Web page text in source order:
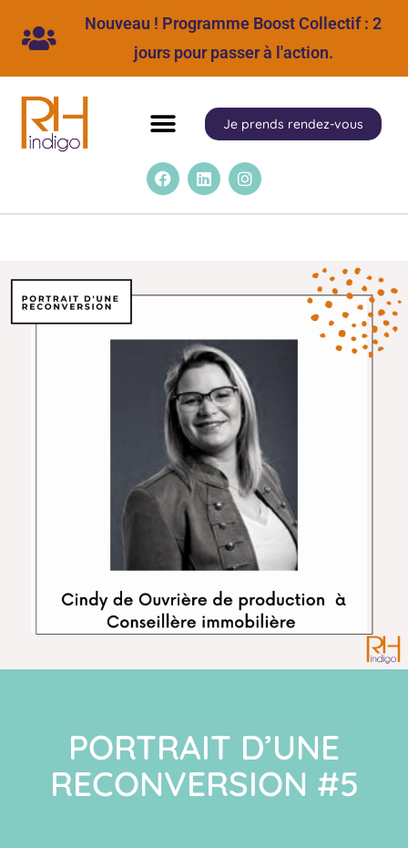
Nouveau ! Programme Boost Collectif : 2
jours pour passer à l'action.
Je prends rendez-vous
PORTRAIT D’UNE
RECONVERSION #5